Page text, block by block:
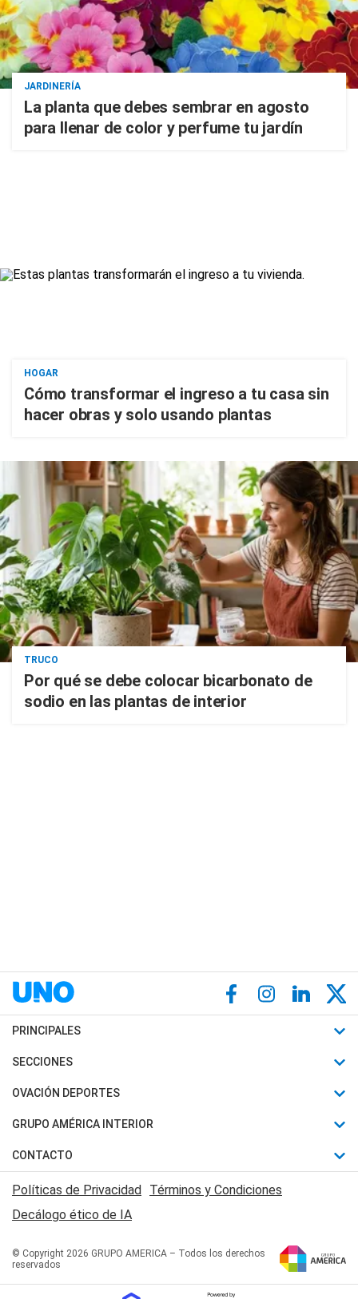
JARDINERÍA
La planta que debes sembrar en agosto
para llenar de color y perfume tu jardín
HOGAR
Cómo transformar el ingreso a tu casa sin
hacer obras y solo usando plantas
TRUCO
Por qué se debe colocar bicarbonato de
sodio en las plantas de interior
PRINCIPALES
Últimas Noticias
Política
Judiciales
Economia
SECCIONES
Horóscopo
Motores
Trucos caseros
Series y Películas
Edictos y Solicitadas
OVACIÓN DEPORTES
Fútbol
Mundial
Automovilismo
Rugby
Básquet
GRUPO AMÉRICA INTERIOR
Canal 7 en Vivo
San Juan 8
CONTACTO
Acerca de Nosotros
Contactanos
Políticas de Privacidad Términos y Condiciones
Decálogo ético de IA
© Copyright 2026 GRUPO AMERICA – Todos los derechos
reservados